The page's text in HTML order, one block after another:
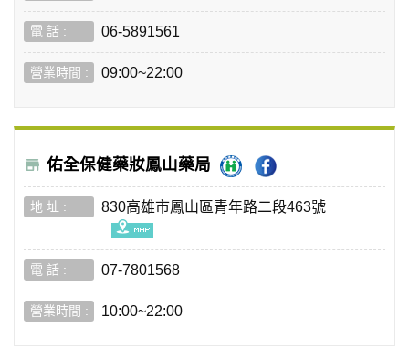
06-5891561
09:00~22:00
佑全保健藥妝鳳山藥局
830高雄市鳳山區青年路二段463號
07-7801568
10:00~22:00